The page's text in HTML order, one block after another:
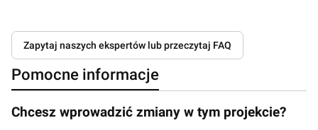
Zapytaj naszych ekspertów lub przeczytaj FAQ
Pomocne informacje
Chcesz wprowadzić zmiany w tym projekcie?